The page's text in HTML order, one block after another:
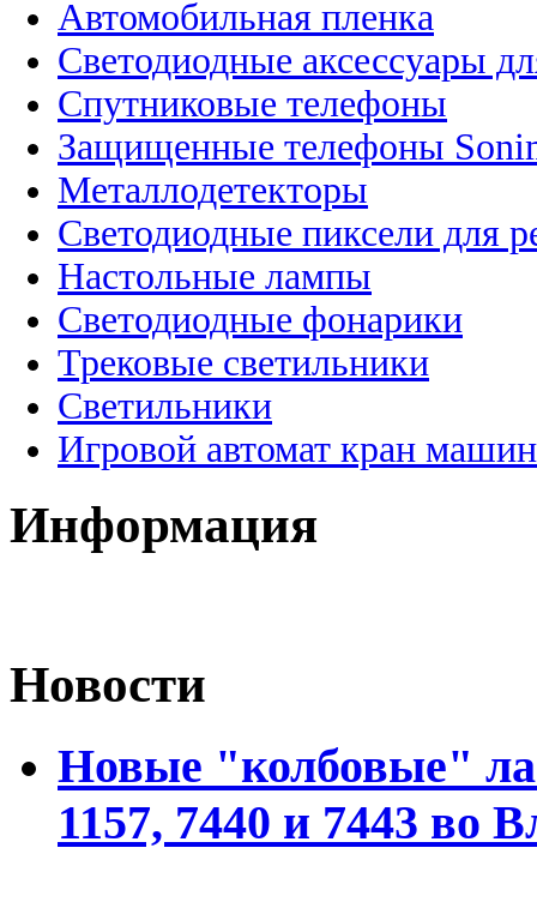
Автомобильная пленка
Светодиодные аксессуары
Спутниковые телефоны
Защищенные телефоны
Металлодетекторы
Светодиодные пиксели для
Настольные лампы
Светодиодные фонарики
Трековые светильники
Светильники
Игровой автомат кран
Информация
Новости
Новые "колбовые"
1157, 7440 и 7443 во